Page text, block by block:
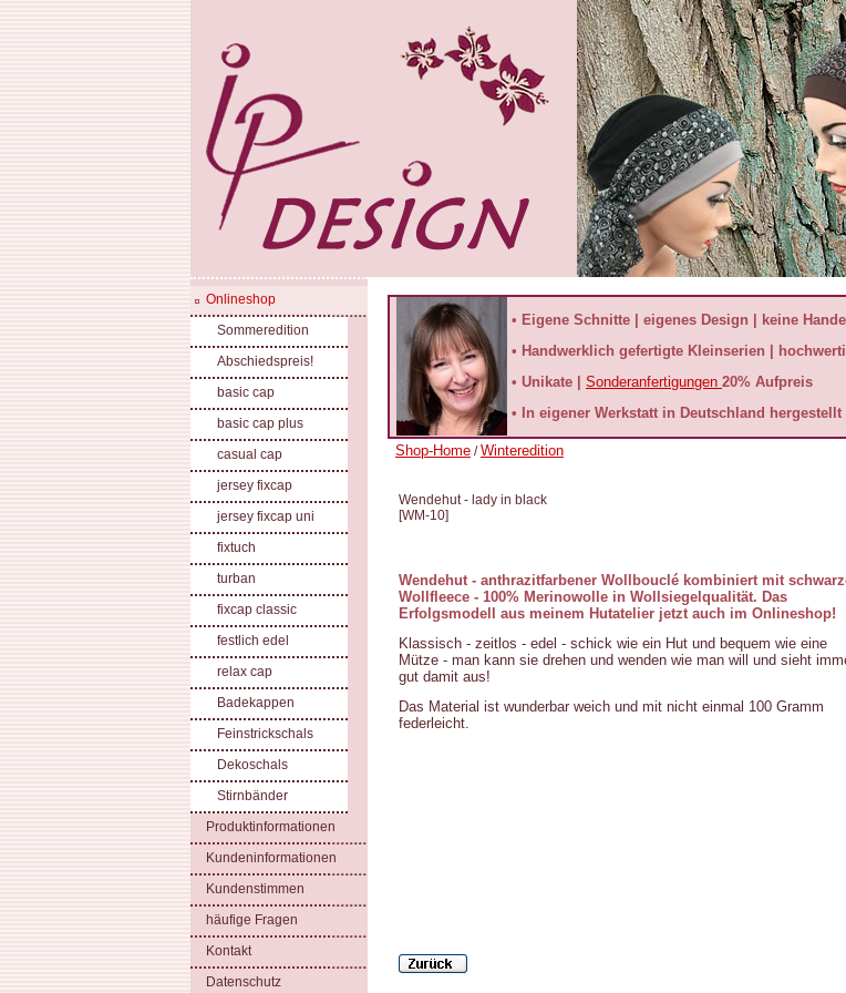
Onlineshop
Sommeredition
Abschiedspreis!
basic cap
basic cap plus
casual cap
jersey fixcap
jersey fixcap uni
fixtuch
turban
fixcap classic
festlich edel
relax cap
Badekappen
Feinstrickschals
Dekoschals
Stirnbänder
Produktinformationen
Kundeninformationen
Kundenstimmen
häufige Fragen
Kontakt
Datenschutz
• Eigene Schnitte | eigenes Design | keine
• Handwerklich gefertigte Kleinserien |
• Unikate | Sonderanfertigungen 20% Aufpreis
• In eigener Werkstatt in Deutschland hergestellt
Shop-Home /Winteredition
Wendehut - lady in black
[WM-10]
Wendehut - anthrazitfarbener Wollbouclé kombiniert mit
Wollfleece - 100% Merinowolle in Wollsiegelqualität. Das
Erfolgsmodell aus meinem Hutatelier jetzt auch im Onlineshop!
Klassisch - zeitlos - edel - schick wie ein Hut und bequem wie eine
Mütze - man kann sie drehen und wenden wie man will und sieht
gut damit aus!
Das Material ist wunderbar weich und mit nicht einmal 100 Gramm
federleicht.